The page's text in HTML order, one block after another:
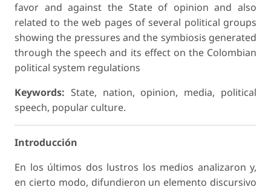
favor and against the State of opinion and also
related to the web pages of several political groups
showing the pressures and the symbiosis generated
through the speech and its effect on the Colombian
political system regulations
Keywords: State, nation, opinion, media, political
speech, popular culture.
Introducción
En los últimos dos lustros los medios analizaron y,
en cierto modo, difundieron un elemento discursivo